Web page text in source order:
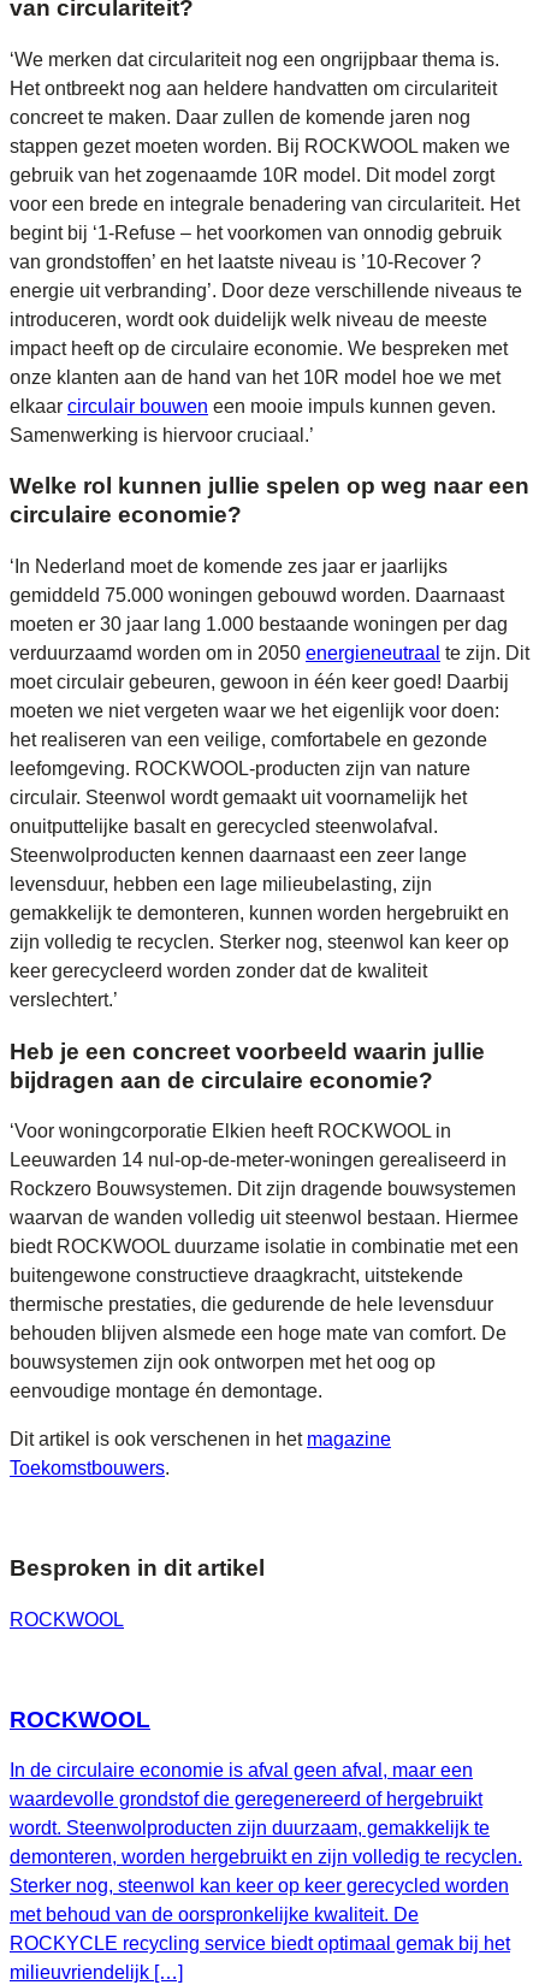
van circulariteit?
‘We merken dat circulariteit nog een ongrijpbaar thema is.
Het ontbreekt nog aan heldere handvatten om circulariteit
concreet te maken. Daar zullen de komende jaren nog
stappen gezet moeten worden. Bij ROCKWOOL maken we
gebruik van het zogenaamde 10R model. Dit model zorgt
voor een brede en integrale benadering van circulariteit. Het
begint bij ‘1-Refuse – het voorkomen van onnodig gebruik
van grondstoffen’ en het laatste niveau is ’10-Recover ?
energie uit verbranding’. Door deze verschillende niveaus te
introduceren, wordt ook duidelijk welk niveau de meeste
impact heeft op de circulaire economie. We bespreken met
onze klanten aan de hand van het 10R model hoe we met
elkaar circulair bouwen een mooie impuls kunnen geven.
Samenwerking is hiervoor cruciaal.’
Welke rol kunnen jullie spelen op weg naar een
circulaire economie?
‘In Nederland moet de komende zes jaar er jaarlijks
gemiddeld 75.000 woningen gebouwd worden. Daarnaast
moeten er 30 jaar lang 1.000 bestaande woningen per dag
verduurzaamd worden om in 2050 energieneutraal te zijn. Dit
moet circulair gebeuren, gewoon in één keer goed! Daarbij
moeten we niet vergeten waar we het eigenlijk voor doen:
het realiseren van een veilige, comfortabele en gezonde
leefomgeving. ROCKWOOL-producten zijn van nature
circulair. Steenwol wordt gemaakt uit voornamelijk het
onuitputtelijke basalt en gerecycled steenwolafval.
Steenwolproducten kennen daarnaast een zeer lange
levensduur, hebben een lage milieubelasting, zijn
gemakkelijk te demonteren, kunnen worden hergebruikt en
zijn volledig te recyclen. Sterker nog, steenwol kan keer op
keer gerecycleerd worden zonder dat de kwaliteit
verslechtert.’
Heb je een concreet voorbeeld waarin jullie
bijdragen aan de circulaire economie?
‘Voor woningcorporatie Elkien heeft ROCKWOOL in
Leeuwarden 14 nul-op-de-meter-woningen gerealiseerd in
Rockzero Bouwsystemen. Dit zijn dragende bouwsystemen
waarvan de wanden volledig uit steenwol bestaan. Hiermee
biedt ROCKWOOL duurzame isolatie in combinatie met een
buitengewone constructieve draagkracht, uitstekende
thermische prestaties, die gedurende de hele levensduur
behouden blijven alsmede een hoge mate van comfort. De
bouwsystemen zijn ook ontworpen met het oog op
eenvoudige montage én demontage.
Dit artikel is ook verschenen in het magazine
Toekomstbouwers.
Besproken in dit artikel
ROCKWOOL
ROCKWOOL
In de circulaire economie is afval geen afval, maar een
waardevolle grondstof die geregenereerd of hergebruikt
wordt. Steenwolproducten zijn duurzaam, gemakkelijk te
demonteren, worden hergebruikt en zijn volledig te recyclen.
Sterker nog, steenwol kan keer op keer gerecycled worden
met behoud van de oorspronkelijke kwaliteit. De
ROCKYCLE recycling service biedt optimaal gemak bij het
milieuvriendelijk […]